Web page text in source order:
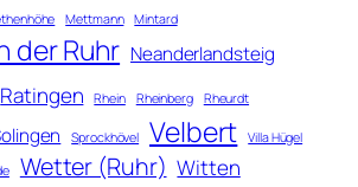
Mettmann Mintard
der Ruhr Neanderlandsteig
Ratingen Rhein Rheinberg Rheurdt
Sprockhövel Velbert
Villa Hügel
Wetter (Ruhr) Witten